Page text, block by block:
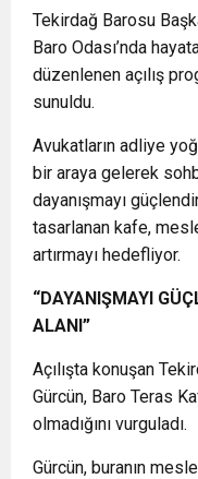
Tekirdağ Barosu
Baro Odası’nda
düzenlenen açılış
sunuldu.
Avukatların adliye
bir araya gelerek
dayanışmayı
tasarlanan kafe,
artırmayı hedefliyor.
“DAYANIŞMAYI
ALANI”
Açılışta konuşan
Gürcün, Baro Teras
olmadığını vurguladı.
Gürcün, buranın